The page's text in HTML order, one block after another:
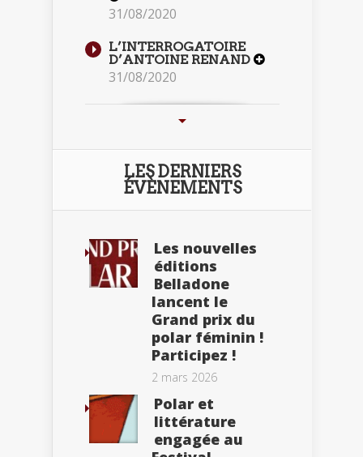
31/08/2020
L’INTERROGATOIRE
D’ANTOINE RENAND
31/08/2020
LES DERNIERS
ÉVÈNEMENTS
Les nouvelles
éditions
Belladone
lancent le
Grand prix du
polar féminin !
Participez !
2 mars 2026
Polar et
littérature
engagée au